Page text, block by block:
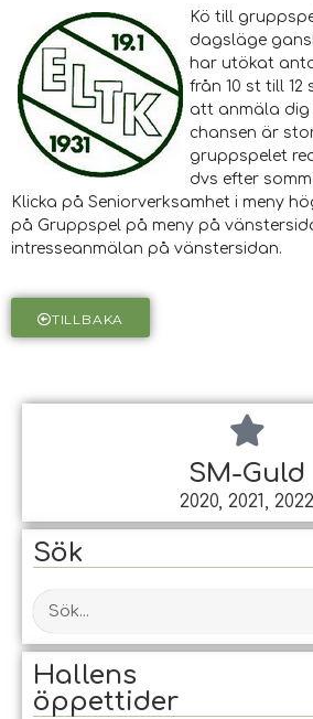
Kö till
dagsläge
har utökat
från 10 st till 12
att anmäla dig
chansen är
gruppspelet
dvs efter
Klicka på Seniorverksamhet i meny
på Gruppspel på meny på
intresseanmälan på vänstersidan.
TILLBAKA
SM-Guld
2020, 2021, 2022
Sök
Hallens
öppet­tider